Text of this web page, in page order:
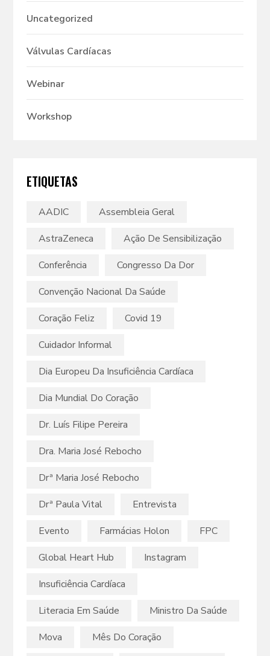
Uncategorized
Válvulas Cardíacas
Webinar
Workshop
ETIQUETAS
AADIC
Assembleia Geral
AstraZeneca
Ação De Sensibilização
Conferência
Congresso Da Dor
Convenção Nacional Da Saúde
Coração Feliz
Covid 19
Cuidador Informal
Dia Europeu Da Insuficiência Cardíaca
Dia Mundial Do Coração
Dr. Luís Filipe Pereira
Dra. Maria José Rebocho
Drª Maria José Rebocho
Drª Paula Vital
Entrevista
Evento
Farmácias Holon
FPC
Global Heart Hub
Instagram
Insuficiência Cardíaca
Literacia Em Saúde
Ministro Da Saúde
Mova
Mês Do Coração